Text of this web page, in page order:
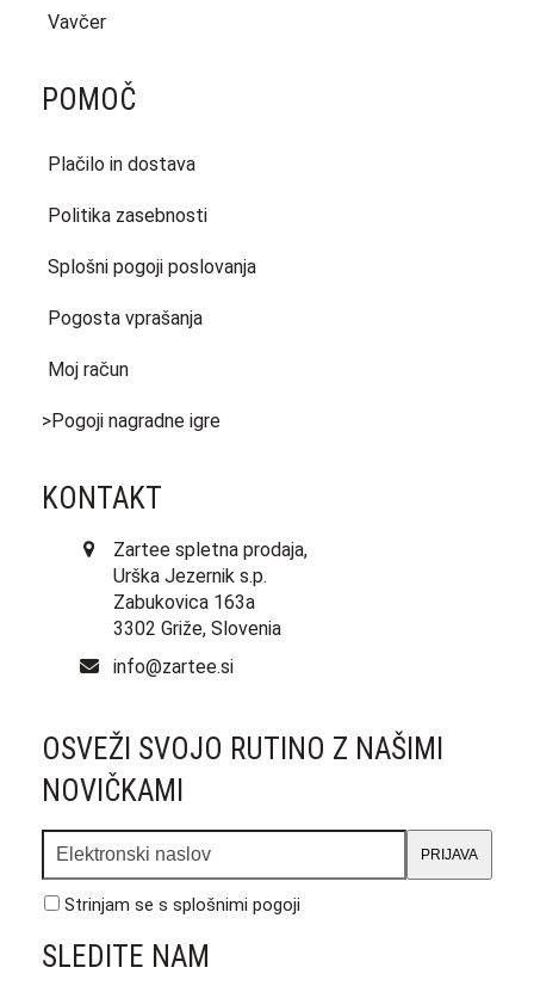
Vavčer
POMOČ
Plačilo in dostava
Politika zasebnosti
Splošni pogoji poslovanja
Pogosta vprašanja
Moj račun
>Pogoji nagradne igre
KONTAKT
Zartee spletna prodaja,
Urška Jezernik s.p.
Zabukovica 163a
3302 Griže, Slovenia
info@zartee.si
OSVEŽI SVOJO RUTINO Z NAŠIMI
NOVIČKAMI
naslov
PRIJAVA
Strinjam se s splošnimi pogoji
SLEDITE NAM